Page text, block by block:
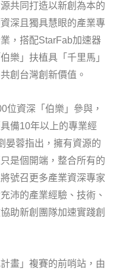
共同打造以新創為本的
深且獨具慧眼的產業專
，搭配StarFab加速器
樂」扶植具「千里馬」
創台灣創新價值。
位資深「伯樂」參與，
備10年以上的專業經
晏蓉指出，擁有資源的
是個開端，整合所有的
號召更多產業資深專家
沛的產業經驗、技術、
助新創團隊加速實踐創
畫」複賽的前哨站，由